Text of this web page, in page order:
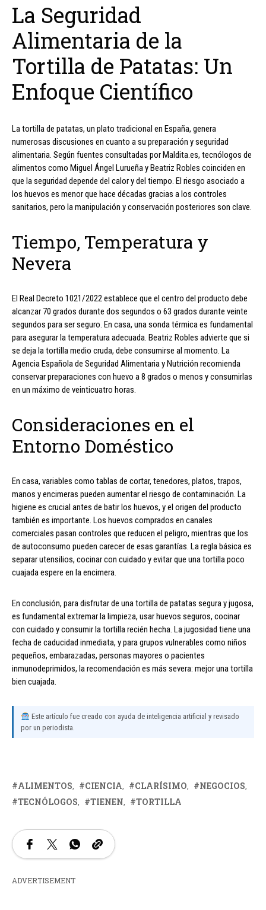
La Seguridad
Alimentaria de la
Tortilla de Patatas: Un
Enfoque Científico
La tortilla de patatas, un plato tradicional en España, genera
numerosas discusiones en cuanto a su preparación y seguridad
alimentaria. Según fuentes consultadas por Maldita.es, tecnólogos de
alimentos como Miguel Ángel Lurueña y Beatriz Robles coinciden en
que la seguridad depende del calor y del tiempo. El riesgo asociado a
los huevos es menor que hace décadas gracias a los controles
sanitarios, pero la manipulación y conservación posteriores son clave.
Tiempo, Temperatura y
Nevera
El Real Decreto 1021/2022 establece que el centro del producto debe
alcanzar 70 grados durante dos segundos o 63 grados durante veinte
segundos para ser seguro. En casa, una sonda térmica es fundamental
para asegurar la temperatura adecuada. Beatriz Robles advierte que si
se deja la tortilla medio cruda, debe consumirse al momento. La
Agencia Española de Seguridad Alimentaria y Nutrición recomienda
conservar preparaciones con huevo a 8 grados o menos y consumirlas
en un máximo de veinticuatro horas.
Consideraciones en el
Entorno Doméstico
En casa, variables como tablas de cortar, tenedores, platos, trapos,
manos y encimeras pueden aumentar el riesgo de contaminación. La
higiene es crucial antes de batir los huevos, y el origen del producto
también es importante. Los huevos comprados en canales
comerciales pasan controles que reducen el peligro, mientras que los
de autoconsumo pueden carecer de esas garantías. La regla básica es
separar utensilios, cocinar con cuidado y evitar que una tortilla poco
cuajada espere en la encimera.
En conclusión, para disfrutar de una tortilla de patatas segura y jugosa,
es fundamental extremar la limpieza, usar huevos seguros, cocinar
con cuidado y consumir la tortilla recién hecha. La jugosidad tiene una
fecha de caducidad inmediata, y para grupos vulnerables como niños
pequeños, embarazadas, personas mayores o pacientes
inmunodeprimidos, la recomendación es más severa: mejor una tortilla
bien cuajada.
Este artículo fue creado con ayuda de inteligencia artificial y revisado
por un periodista.
ALIMENTOS CIENCIA CLARÍSIMO
NEGOCIOS
TECNÓLOGOS
TIENEN TORTILLA
ADVERTISEMENT